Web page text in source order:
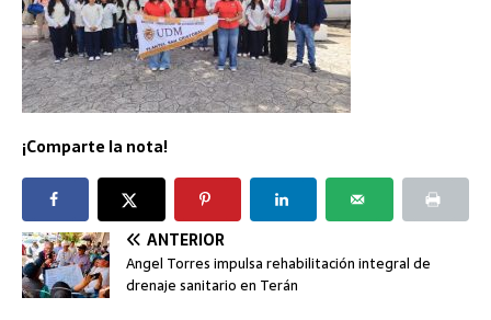
¡Comparte la nota!
ANTERIOR
Angel Torres impulsa rehabilitación integral de
drenaje sanitario en Terán